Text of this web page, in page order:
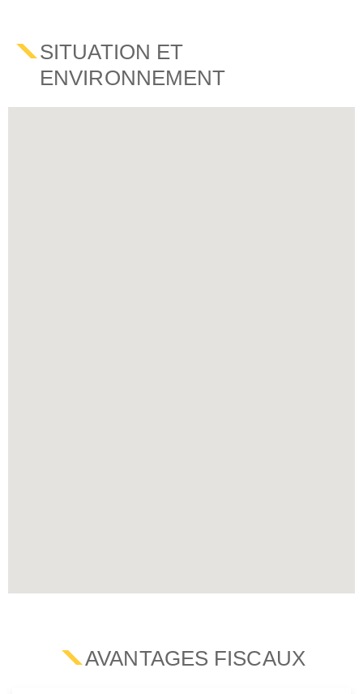
SITUATION ET
ENVIRONNEMENT
AVANTAGES FISCAUX